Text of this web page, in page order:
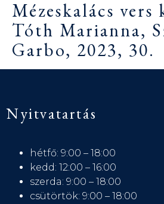
Mézeskalács vers
Tóth Marianna,
Garbo, 2023, 30.
Nyitvatartás
hétfő: 9:00 – 18:00
kedd: 12:00 – 16:00
szerda: 9:00 – 18:00
csütörtök: 9:00 – 18:00